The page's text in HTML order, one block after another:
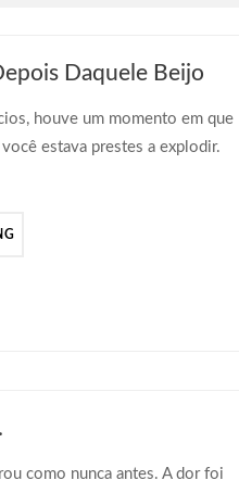
Daquele Beijo
houve um momento em que
estava prestes a explodir.
como nunca antes. A dor foi